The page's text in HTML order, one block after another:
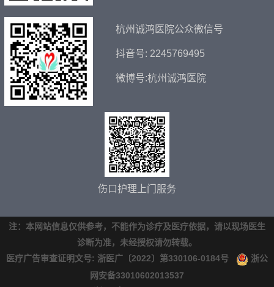
杭州诚鸿医院公众微信号
抖音号: 2245769495
微博号:杭州诚鸿医院
伤口护理上门服务
注：本网站信息仅供参考，不能作为诊疗及医疗依据，请以现场医生
诊断为准，未经授权请勿转载。
医疗广告审查证明文号: 浙医广〔2022〕第330106-0184号
浙公
网安备33010602013537